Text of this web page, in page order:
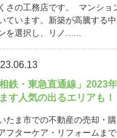
さの工務店です。 マンショ
ています。新築が高騰する
を選択し、リノ…...
相鉄・東急直通線」2023
す人気の出るエリアも！
たま市での不動産の売却・
フターケア・リフォームま